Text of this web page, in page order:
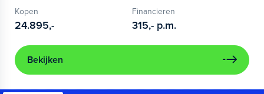
Kopen
24.895,-
Financieren
315,- p.m.
Bekijken